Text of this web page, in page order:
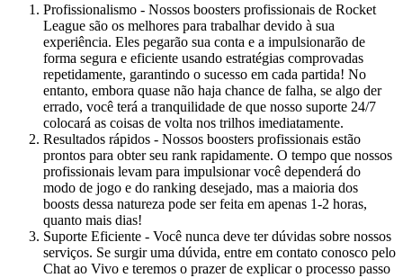
Profissionalismo - Nossos boosters profissionais de Rocket
League são os melhores para trabalhar devido à sua
experiência. Eles pegarão sua conta e a impulsionarão de
forma segura e eficiente usando estratégias comprovadas
repetidamente, garantindo o sucesso em cada partida! No
entanto, embora quase não haja chance de falha, se algo der
errado, você terá a tranquilidade de que nosso suporte 24/7
colocará as coisas de volta nos trilhos imediatamente.
Resultados rápidos - Nossos boosters profissionais estão
prontos para obter seu rank rapidamente. O tempo que nossos
profissionais levam para impulsionar você dependerá do
modo de jogo e do ranking desejado, mas a maioria dos
boosts dessa natureza pode ser feita em apenas 1-2 horas,
quanto mais dias!
Suporte Eficiente - Você nunca deve ter dúvidas sobre nossos
serviços. Se surgir uma dúvida, entre em contato conosco pelo
Chat ao Vivo e teremos o prazer de explicar o processo passo